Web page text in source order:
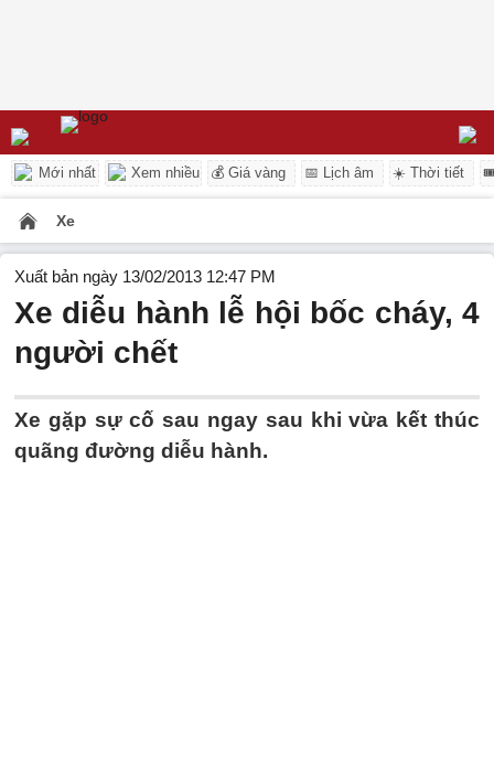
Mới nhất Xem nhiều 💰 Giá vàng 📅 Lịch âm ☀️ Thời tiết
Xe
Xuất bản ngày 13/02/2013 12:47 PM
Xe diễu hành lễ hội bốc cháy, 4
người chết
Xe gặp sự cố sau ngay sau khi vừa kết thúc
quãng đường diễu hành.